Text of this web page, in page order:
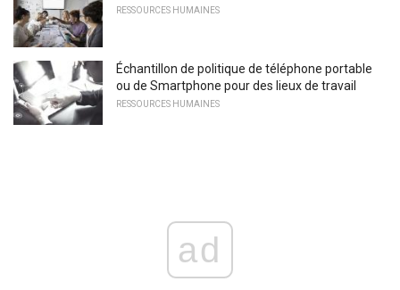
RESSOURCES HUMAINES
Échantillon de politique de téléphone portable
ou de Smartphone pour des lieux de travail
RESSOURCES HUMAINES
ad